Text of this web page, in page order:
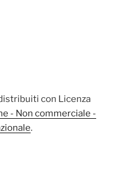
con Licenza
- Non commerciale -
.